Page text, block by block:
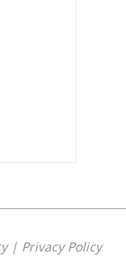
| Privacy Policy